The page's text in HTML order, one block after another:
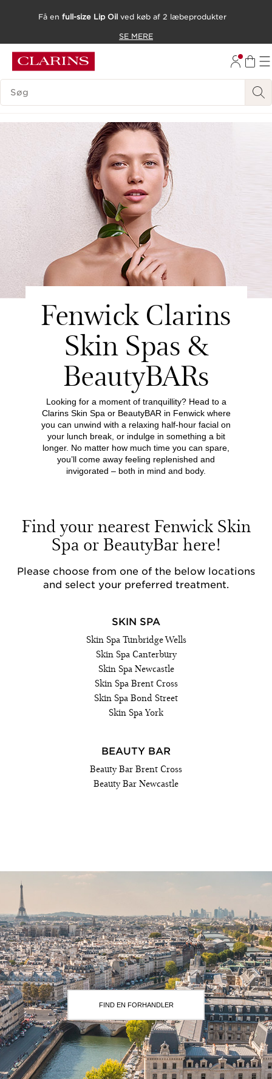
HOP TIL INDHOLD
GÅ TIL BUND
Få en full-size Lip Oil ved køb af 2 læbeprodukter
SE MERE
SØGEVINDUE
Fenwick Clarins
Skin Spas &
BeautyBARs
Looking for a moment of tranquillity? Head to a
Clarins Skin Spa or BeautyBAR in Fenwick where
you can unwind with a relaxing half-hour facial on
your lunch break, or indulge in something a bit
longer. No matter how much time you can spare,
you’ll come away feeling replenished and
invigorated – both in mind and body.
Find your nearest Fenwick Skin
Spa or BeautyBar here!
Please choose from one of the below locations
and select your preferred treatment.
SKIN SPA
Skin Spa Tunbridge Wells
Skin Spa Canterbury
Skin Spa Newcastle
Skin Spa Brent Cross
Skin Spa Bond Street
Skin Spa York
BEAUTY BAR
Beauty Bar Brent Cross
Beauty Bar Newcastle
FIND EN FORHANDLER